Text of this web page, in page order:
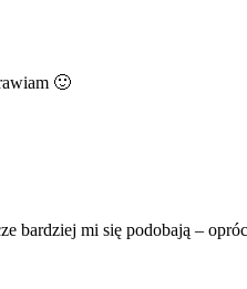
🙂
bardziej mi się podobają –